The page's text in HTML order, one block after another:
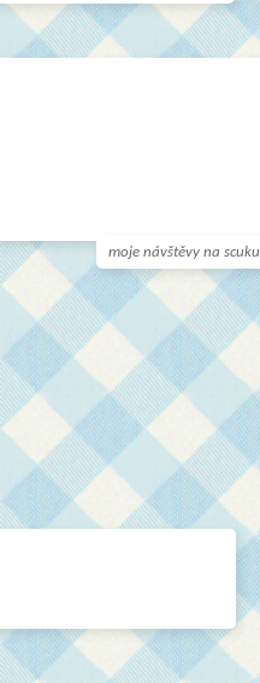
moje návštěvy na scuku